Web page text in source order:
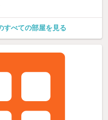
すべての部屋を見る